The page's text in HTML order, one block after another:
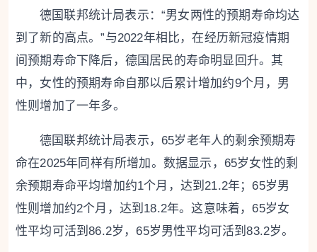
德国联邦统计局表示：“男女两性的预期寿命均达
到了新的高点。”与2022年相比，在经历新冠疫情期
间预期寿命下降后，德国居民的寿命明显回升。其
中，女性的预期寿命自那以后累计增加约9个月，男
性则增加了一年多。
德国联邦统计局表示，65岁老年人的剩余预期寿
命在2025年同样有所增加。数据显示，65岁女性的剩
余预期寿命平均增加约1个月，达到21.2年；65岁男
性则增加约2个月，达到18.2年。这意味着，65岁女
性平均可活到86.2岁，65岁男性平均可活到83.2岁。